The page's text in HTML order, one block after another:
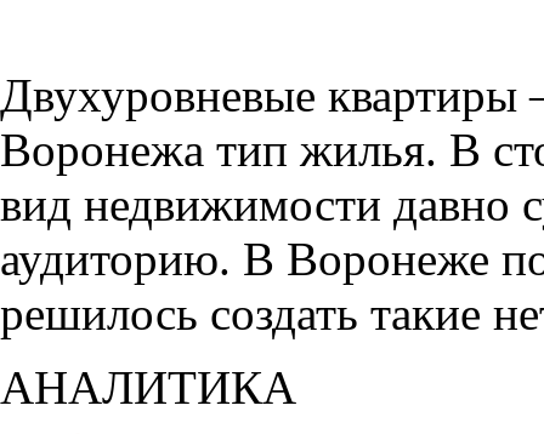
Двухуровневые квартиры
Воронежа тип жилья. В
вид недвижимости давно
аудиторию. В Воронеже
решилось создать такие
АНАЛИТИКА